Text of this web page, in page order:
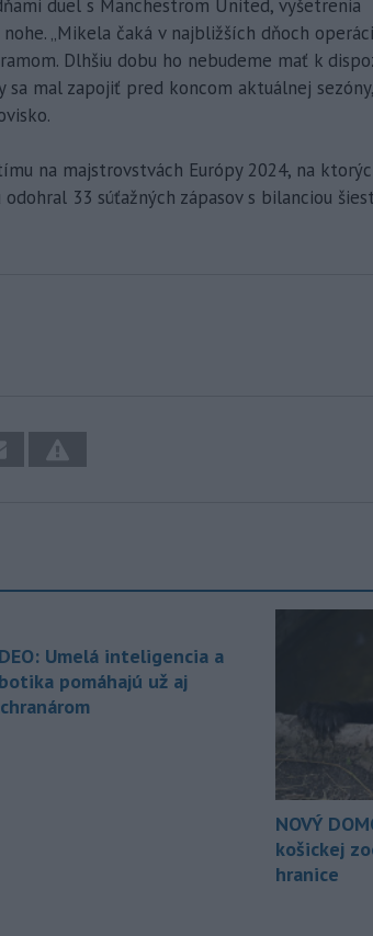
duel s Manchestrom United, vyšetrenia
„Mikela čaká v najbližších dňoch
Dlhšiu dobu ho nebudeme mať k
mal zapojiť pred koncom aktuálnej
na majstrovstvách Európy 2024, na
33 súťažných zápasov s bilanciou
Umelá inteligencia a
pomáhajú už aj
NOVÝ
košickej
hranice